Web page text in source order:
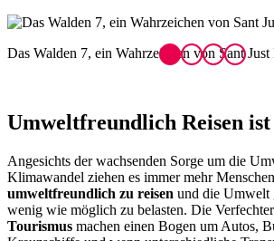
Zementzug von Castellar de n'Hug nach
Umweltfreundlich Reisen
Angesichts der wachsenden Sorge um die
Klimawandel ziehen es immer mehr
umweltfreundlich zu reisen und die Umwelt
wenig wie möglich zu belasten. Die
Tourismus machen einen Bogen um Autos,